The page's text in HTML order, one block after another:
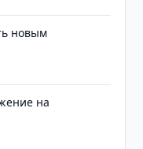
новым
на